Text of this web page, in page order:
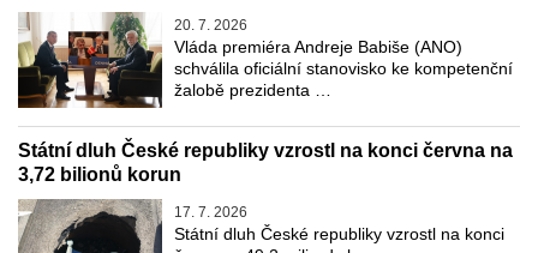
20. 7. 2026
Vláda premiéra Andreje Babiše (ANO)
schválila oficiální stanovisko ke kompetenční
žalobě prezidenta …
Státní dluh České republiky vzrostl na konci června na
3,72 bilionů korun
17. 7. 2026
Státní dluh České republiky vzrostl na konci